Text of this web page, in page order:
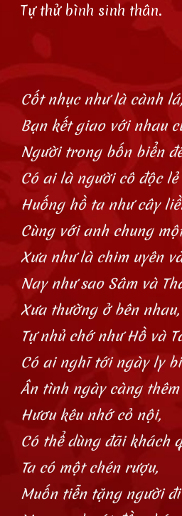
Tự thử bình sinh thân.
Cốt nhục như là cành lá,
Bạn kết giao với nhau
Người trong bốn biển
Có ai là người cô độc
Huống hồ ta như cây
Cùng với anh chung
Xưa như là chim uyên
Nay như sao Sâm và
Xưa thường ở bên nhau,
Tự nhủ chớ như Hồ và
Có ai nghĩ tới ngày ly
Ân tình ngày càng thêm
Hươu kêu nhớ cỏ nội,
Có thể dùng đãi khách
Ta có một chén rượu,
Muốn tiễn tặng người